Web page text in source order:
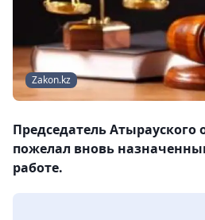
Zakon.kz
Председатель Атырауского
пожелал вновь
работе.